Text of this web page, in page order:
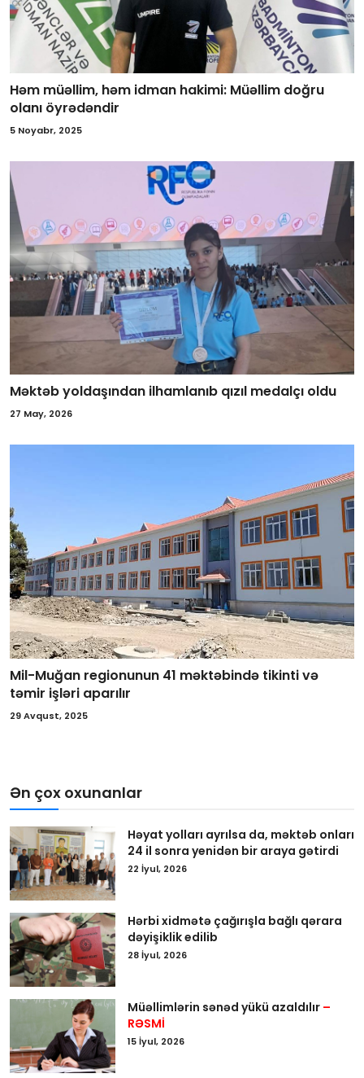
Həm müəllim, həm idman hakimi: Müəllim doğru
olanı öyrədəndir
5 Noyabr, 2025
Məktəb yoldaşından ilhamlanıb qızıl medalçı oldu
27 May, 2026
Mil-Muğan regionunun 41 məktəbində tikinti və
təmir işləri aparılır
29 Avqust, 2025
Ən çox oxunanlar
Həyat yolları ayrılsa da, məktəb onları
24 il sonra yenidən bir araya gətirdi
22 İyul, 2026
Hərbi xidmətə çağırışla bağlı qərara
dəyişiklik edilib
28 İyul, 2026
Müəllimlərin sənəd yükü azaldılır –
RƏSMİ
15 İyul, 2026